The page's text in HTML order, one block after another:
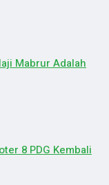
Mabrur Adalah
8 PDG Kembali